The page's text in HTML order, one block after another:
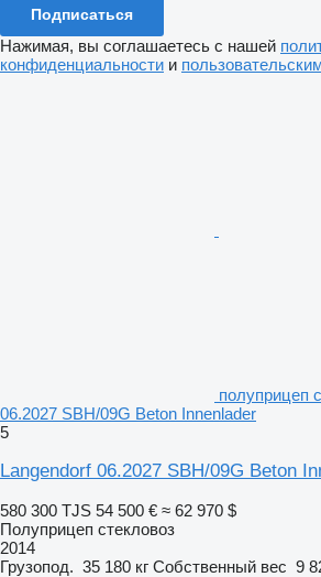
Подписаться
Нажимая, вы соглашаетесь с нашей
конфиденциальности и
полуприцеп
06.2027 SBH/09G Beton Innenlader
5
Langendorf 06.2027 SBH/09G Beton
580 300 TJS 54 500 € ≈ 62 970 $
Полуприцеп стекловоз
2014
Грузопод. 35 180 кг Собственный вес 9